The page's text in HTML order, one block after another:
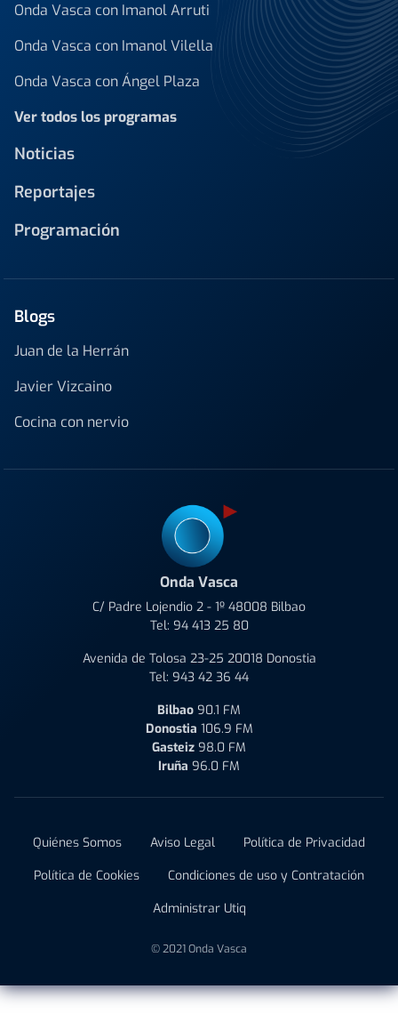
Onda Vasca con Imanol Arruti
Onda Vasca con Imanol Vilella
Onda Vasca con Ángel Plaza
Ver todos los programas
Noticias
Reportajes
Programación
Blogs
Juan de la Herrán
Javier Vizcaino
Cocina con nervio
Onda Vasca
C/ Padre Lojendio 2 - 1º 48008 Bilbao
Tel: 94 413 25 80
Avenida de Tolosa 23-25 20018 Donostia
Tel: 943 42 36 44
Bilbao 90.1 FM
Donostia 106.9 FM
Gasteiz 98.0 FM
Iruña 96.0 FM
Quiénes Somos Aviso Legal
Política de Privacidad
Política de Cookies
Condiciones de uso y Contratación
Administrar Utiq
© 2021 Onda Vasca